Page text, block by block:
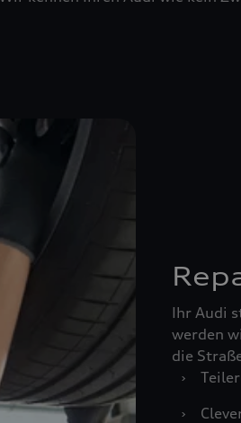
Ihr Audi
werden
die
›
›